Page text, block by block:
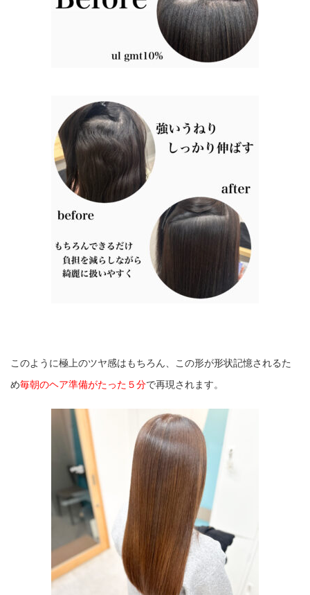
このように極上のツヤ感はもちろん、この形が形状記憶されるた
め毎朝のヘア準備がたった５分で再現されます。